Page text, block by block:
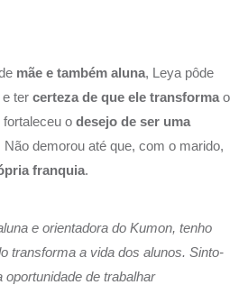
mãe e também aluna, Leya pôde
ter certeza de que ele transforma o
o desejo de ser uma
Não demorou até que, com o marido,
franquia.
e orientadora do Kumon, tenho
transforma a vida dos alunos. Sinto-
oportunidade de trabalhar